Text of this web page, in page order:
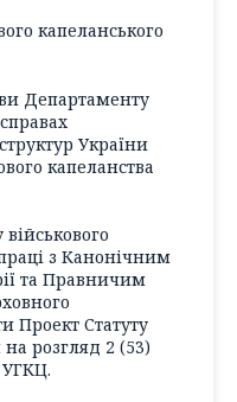
капеланського
Департаменту
України
капеланства
з Канонічним
та Правничим
Проект Статуту
розгляд 2 (53)
УГКЦ.